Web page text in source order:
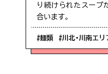
り続けられたスープ
合います。
#麺類 #川北・川南エリ